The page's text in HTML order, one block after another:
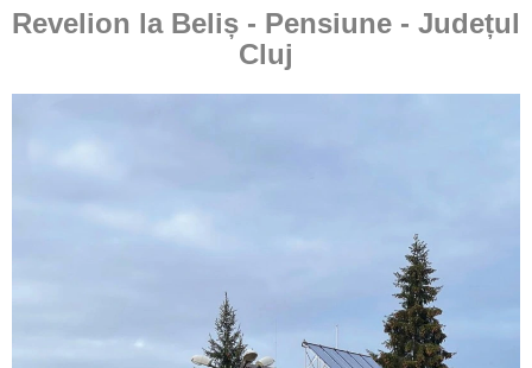
Revelion la Beliș - Pensiune - Județul
Cluj